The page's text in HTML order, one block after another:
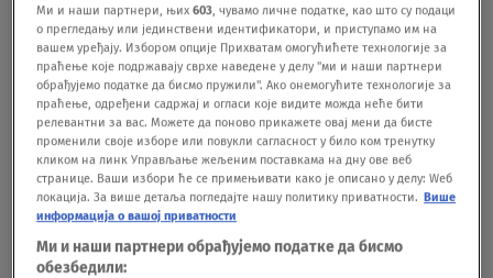
DRUŠTVO26.09.24. 38
Vlasnik Kineskog tržnog centra sprema se
za gradnju stambeno-poslovnog
kompleksa u Bloku 70: Zahtev sada
podneo Vesićevom ministarstvu
BIZNIS17.07.24. 22
Da li je ovo slučajno? U samo nekoliko
dana gorela dva Enjubova tržna centra na
Novom Beogradu
DRUŠTVO27.01.24. 9
Ми и наши партнери, њих603 , чувамо личне податке, као што су подаци
о прегледању или јединствени идентификатори, и приступамо им на
вашем уређају. Избором опције Прихватам омогућићете технологије за
праћење које подржавају сврхе наведене у делу "ми и наши партнери
обрађујемо податке да бисмо пружили". Ако онемогућите технологије за
праћење, одређени садржај и огласи које видите можда неће бити
релевантни за вас. Можете да поново прикажете овај мени да бисте
променили своје изборе или повукли сагласност у било ком тренутку
кликом на линк Управљање жељеним поставкама на дну ове веб
странице. Ваши избори ће се примењивати како је описано у делу: Wеб
локација. За више детаља погледајте нашу политику приватности. Више
информација о вашој приватности
Ми и наши партнери обрађујемо податке да бисмо
обезбедили: